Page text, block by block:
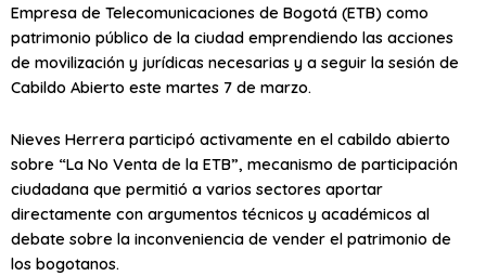
Empresa de Telecomunicaciones de Bogotá (ETB) como
patrimonio público de la ciudad emprendiendo las acciones
de movilización y jurídicas necesarias y a seguir la sesión de
Cabildo Abierto este martes 7 de marzo.
Nieves Herrera participó activamente en el cabildo abierto
sobre “La No Venta de la ETB”, mecanismo de participación
ciudadana que permitió a varios sectores aportar
directamente con argumentos técnicos y académicos al
debate sobre la inconveniencia de vender el patrimonio de
los bogotanos.